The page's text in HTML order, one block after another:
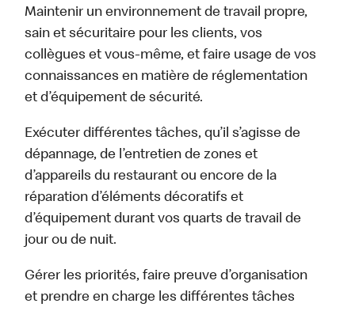
Maintenir un environnement de travail propre,
sain et sécuritaire pour les clients, vos
collègues et vous-même, et faire usage de vos
connaissances en matière de réglementation
et d’équipement de sécurité.
Exécuter différentes tâches, qu’il s’agisse de
dépannage, de l’entretien de zones et
d’appareils du restaurant ou encore de la
réparation d’éléments décoratifs et
d’équipement durant vos quarts de travail de
jour ou de nuit.
Gérer les priorités, faire preuve d’organisation
et prendre en charge les différentes tâches